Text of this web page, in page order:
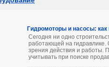
Гидромоторы и насосы:
Сегодня ни одно
работающей на гидравлике.
зрения действия и работы.
учитывать при поиске